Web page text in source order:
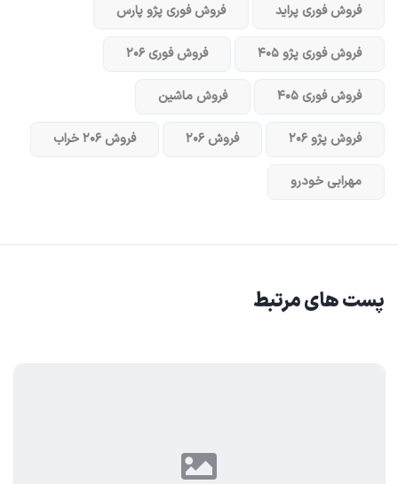
فروش فوری پراید فروش فوری پژو پارس
فروش فوری پژو ۴۰۵ فروش فوری ۲۰۶
فروش فوری ۴۰۵ فروش ماشین
فروش پژو ۲۰۶ فروش ۲۰۶ فروش ۲۰۶ خراب
مهرابی خودرو
پست های مرتبط